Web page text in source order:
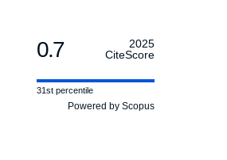
0.7
2025
CiteScore
31st percentile
Powered by Scopus